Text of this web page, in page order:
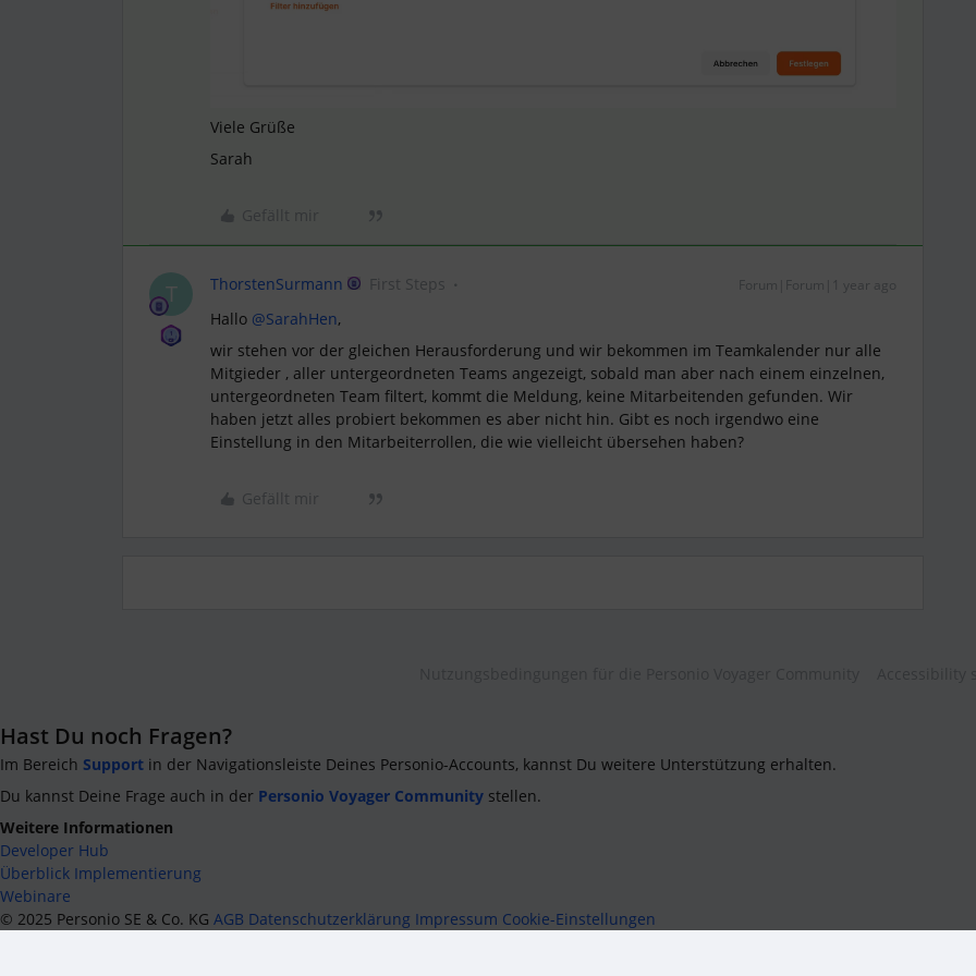
Viele Grüße
Sarah
T ThorstenSurmann First Steps Forum|Forum|1 year ago
Hallo ​ @SarahHen,
wir stehen vor der gleichen Herausforderung und wir bekommen im Teamkalender nur alle
Mitgieder , aller untergeordneten Teams angezeigt, sobald man aber nach einem einzelnen,
untergeordneten Team filtert, kommt die Meldung, keine Mitarbeitenden gefunden. Wir
haben jetzt alles probiert bekommen es aber nicht hin. Gibt es noch irgendwo eine
Einstellung in den Mitarbeiterrollen, die wie vielleicht übersehen haben?
Gefällt mir
Hast Du noch Fragen?
Im Bereich Support in der Navigationsleiste Deines Personio-Accounts, kannst Du weitere Unterstützung erhalten.
Du kannst Deine Frage auch in der Personio Voyager Community stellen.
Weitere Informationen
Developer Hub
Überblick Implementierung
Webinare
© 2025 Personio SE & Co. KG AGB Datenschutzerklärung Impressum Cookie-Einstellungen